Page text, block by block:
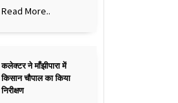
Read More..
कलेक्टर ने माँझीपारा में
किसान चौपाल का किया
निरीक्षण